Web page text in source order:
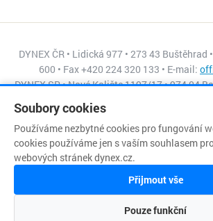
DYNEX ČR • Lidická 977 • 273 43 Buštěhrad
600 • Fax +420 224 320 133 • E-mail:
DYNEX SR • Nové Kalište 1197/17 • 974 04
+421 484 155 045 • Fax +421 484 155
Soubory cookies
Používáme nezbytné cookies pro fungování
cookies používáme jen s vaším souhlasem
webových stránek dynex.cz.
Přijmout vše
Pouze funkční